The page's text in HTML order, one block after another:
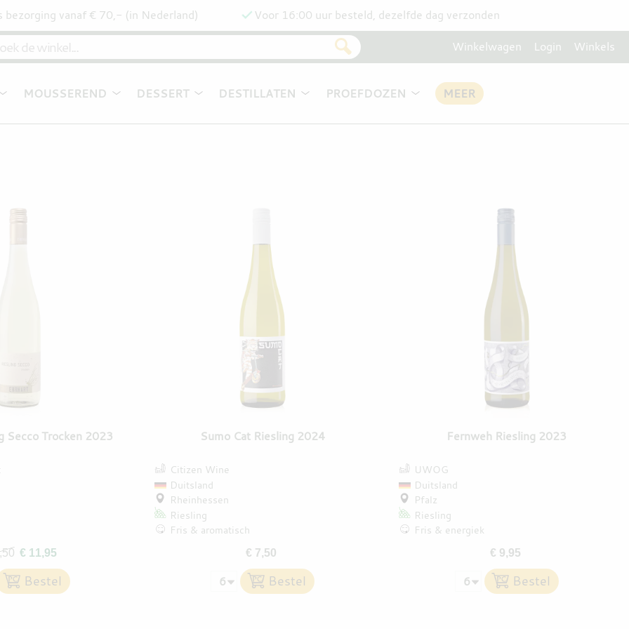
bezorging vanaf € 70,- (in Nederland) Voor 16:00 uur besteld, dezelfde dag verzonden
Winkelwagen Login Winkels
MOUSSEREND DESSERT DESTILLATEN PROEFDOZEN MEER
Secco Trocken 2023
€ 11,95
Sumo Cat Riesling 2024
Citizen Wine
Duitsland
Rheinhessen
Riesling
Fris & aromatisch
€ 7,50
Fernweh Riesling 2023
UWOG
Duitsland
Pfalz
Riesling
Fris & energiek
€ 9,95